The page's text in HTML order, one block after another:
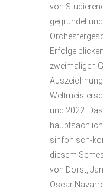
von
gegründet
Erfolge
zweimaligen
und 2022.
sinfonisch-
diesem
von Dorst,
Oscar